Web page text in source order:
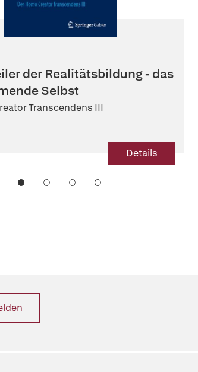
der Realitätsbildung - das
Selbst
Transcendens III
Details